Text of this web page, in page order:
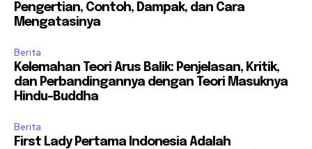
Pengertian, Contoh, Dampak, dan Cara
Mengatasinya
Berita
Kelemahan Teori Arus Balik: Penjelasan, Kritik,
dan Perbandingannya dengan Teori Masuknya
Hindu-Buddha
Berita
First Lady Pertama Indonesia Adalah